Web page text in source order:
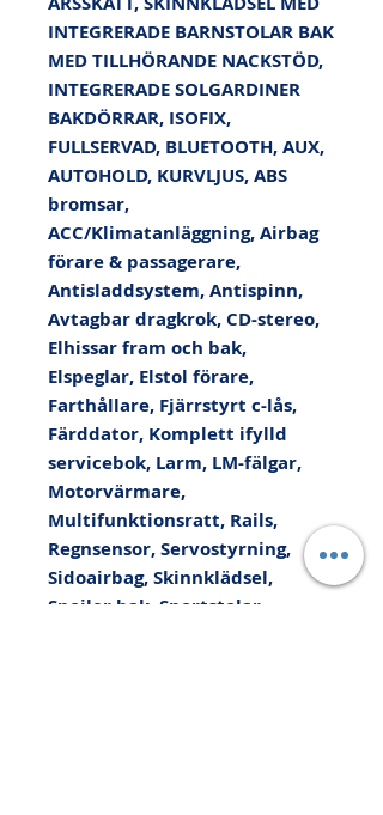
INTEGRERADE BARNSTOLAR BAK
MED TILLHÖRANDE NACKSTÖD,
INTEGRERADE SOLGARDINER
BAKDÖRRAR, ISOFIX,
FULLSERVAD, BLUETOOTH, AUX,
AUTOHOLD, KURVLJUS, ABS
bromsar,
ACC/Klimatanläggning, Airbag
förare & passagerare,
Antisladdsystem, Antispinn,
Avtagbar dragkrok, CD-stereo,
Elhissar fram och bak,
Elspeglar, Elstol förare,
Farthållare, Fjärrstyrt c-lås,
Färddator, Komplett ifylld
servicebok, Larm, LM-fälgar,
Motorvärmare,
Multifunktionsratt, Rails,
Regnsensor, Servostyrning,
Sidoairbag, Skinnklädsel,
Spoiler bak, Sportstolar,